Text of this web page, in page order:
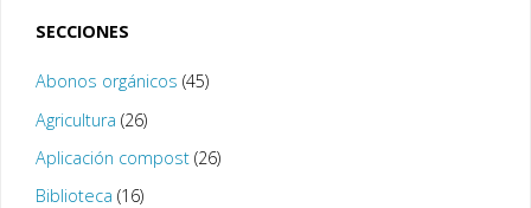
SECCIONES
Abonos orgánicos (45)
Agricultura (26)
Aplicación compost(26)
Biblioteca (16)